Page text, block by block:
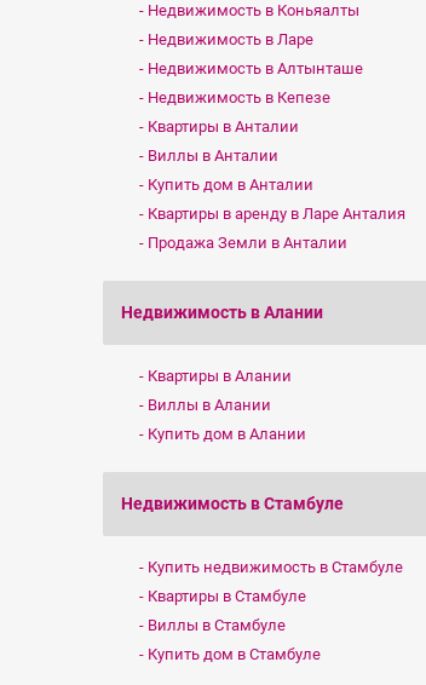
Недвижимость в Коньяалты
Недвижимость в Ларе
Недвижимость в Алтынташе
Недвижимость в Кепезе
Квартиры в Анталии
Виллы в Анталии
Купить дом в Анталии
Квартиры в аренду в Ларе Анталия
Продажа Земли в Анталии
Недвижимость в Алании
Квартиры в Алании
Виллы в Алании
Купить дом в Алании
Недвижимость в Стамбуле
Купить недвижимость в Стамбуле
Квартиры в Стамбуле
Виллы в Стамбуле
Купить дом в Стамбуле